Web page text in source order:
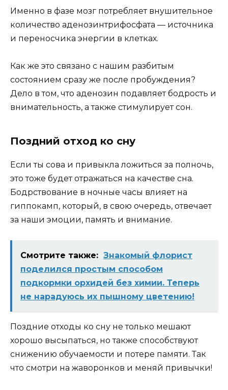
Именно в фазе мозг потребляет внушительное
количество аденозинтрифосфата — источника
и переносчика энергии в клетках.
Как же это связано с нашим разбитым
состоянием сразу же после пробуждения?
Дело в том, что аденозин подавляет бодрость и
внимательность, а также стимулирует сон.
Поздний отход ко сну
Если ты сова и привыкла ложиться за полночь,
это тоже будет отражаться на качестве сна.
Бодрствование в ночные часы влияет на
гиппокамп, который, в свою очередь, отвечает
за наши эмоции, память и внимание.
Смотрите также: Знакомый флорист
поделился простым способом
подкормки орхидей без химии. Теперь
не нарадуюсь их пышному цветению!
Поздние отходы ко сну не только мешают
хорошо высыпаться, но также способствуют
снижению обучаемости и потере памяти. Так
что смотри на жаворонков и меняй привычки!